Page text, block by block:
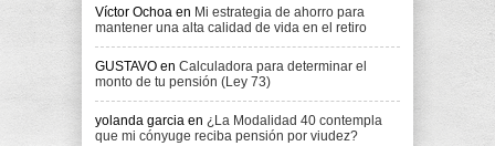
Víctor Ochoa en Mi estrategia de ahorro para
mantener una alta calidad de vida en el retiro
GUSTAVO en Calculadora para determinar el
monto de tu pensión (Ley 73)
yolanda garcia en ¿La Modalidad 40 contempla
que mi cónyuge reciba pensión por viudez?